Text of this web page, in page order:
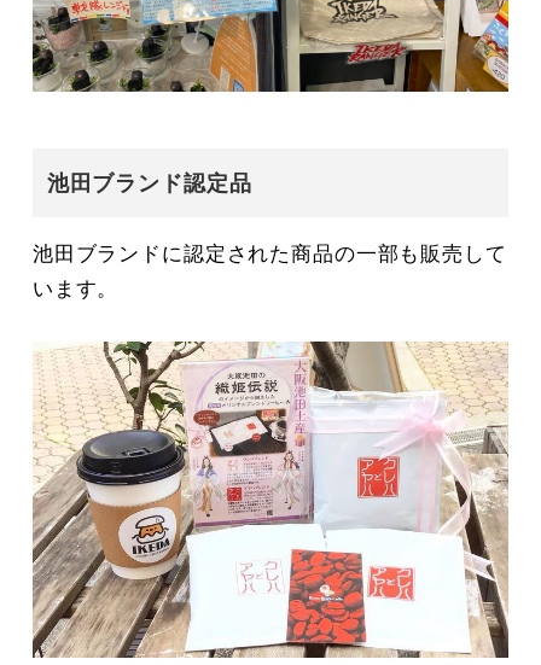
池田ブランド認定品
池田ブランドに認定された商品の一部も販売して
います。